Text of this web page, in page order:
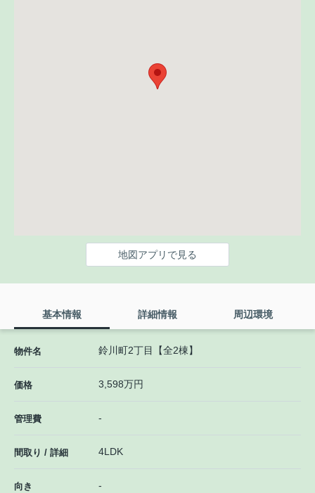
地図アプリで見る
基本情報 詳細情報 周辺環境
物件名 鈴川町2丁目【全2棟】
価格 3,598万円
管理費 -
間取り / 詳細 4LDK
向き -